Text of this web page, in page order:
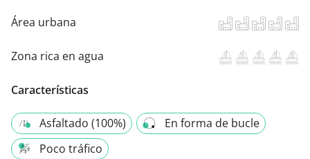
Área urbana
Zona rica en agua
Características
Asfaltado (100%)
En forma de bucle
Poco tráfico